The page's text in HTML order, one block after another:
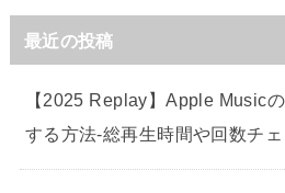
最近の投稿
【2025 Replay】Apple Music
する方法-総再生時間や回数チェ